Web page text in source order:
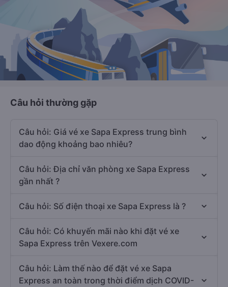
Câu hỏi thường gặp
Câu hỏi: Giá vé xe Sapa Express trung bình
dao động khoảng bao nhiêu?
Câu hỏi: Địa chỉ văn phòng xe Sapa Express
gần nhất ?
Câu hỏi: Số điện thoại xe Sapa Express là ?
Câu hỏi: Có khuyến mãi nào khi đặt vé xe
Sapa Express trên Vexere.com
Câu hỏi: Làm thế nào để đặt vé xe Sapa
Express an toàn trong thời điểm dịch COVID-